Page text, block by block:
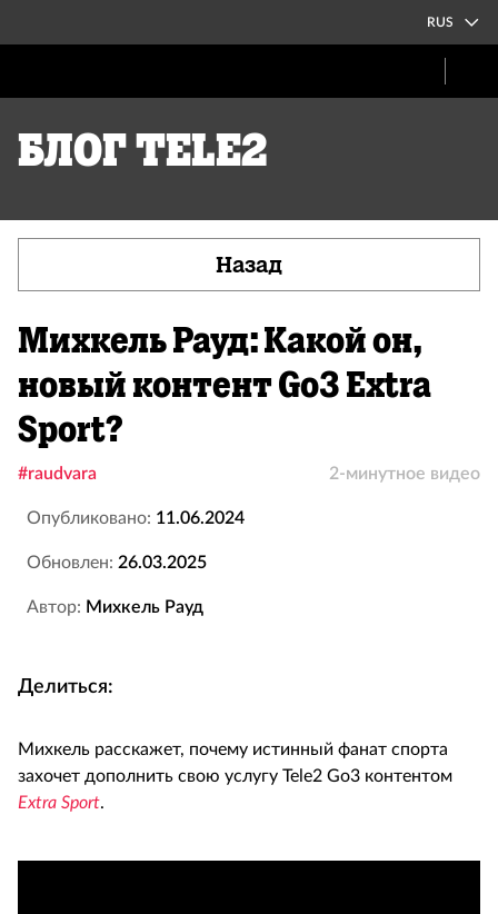
RUS
Блог Tele2
Назад
Михкель Рауд: Какой он,
новый контент Go3 Extra
Sport?
#raudvara 2-минутное видео
Опубликовано: 11.06.2024
Обновлен: 26.03.2025
Автор: Михкель Рауд
Делиться:
Михкель расскажет, почему истинный фанат спорта
захочет дополнить свою услугу Tele2 Go3 контентом
Extra Sport.